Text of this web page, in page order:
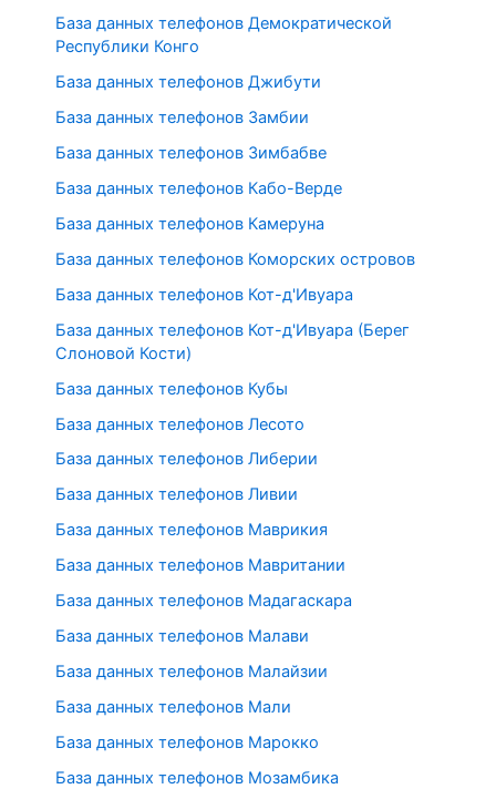
База данных телефонов Демократической
Республики Конго
База данных телефонов Джибути
База данных телефонов Замбии
База данных телефонов Зимбабве
База данных телефонов Кабо-Верде
База данных телефонов Камеруна
База данных телефонов Коморских островов
База данных телефонов Кот-д'Ивуара
База данных телефонов Кот-д'Ивуара (Берег
Слоновой Кости)
База данных телефонов Кубы
База данных телефонов Лесото
База данных телефонов Либерии
База данных телефонов Ливии
База данных телефонов Маврикия
База данных телефонов Мавритании
База данных телефонов Мадагаскара
База данных телефонов Малави
База данных телефонов Малайзии
База данных телефонов Мали
База данных телефонов Марокко
База данных телефонов Мозамбика